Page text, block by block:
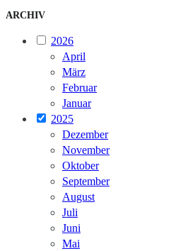
ARCHIV
2026
April
März
Februar
Januar
2025
Dezember
November
Oktober
September
August
Juli
Juni
Mai